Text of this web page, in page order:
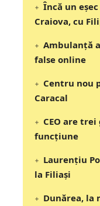
Încă un
Craiova, cu
Ambulanță
false online
Centru nou
Caracal
CEO are
funcțiune
Laurențiu
la Filiași
Dunărea, la